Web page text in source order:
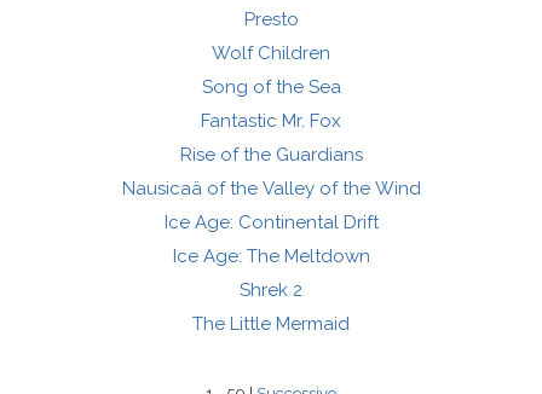
Presto
Wolf Children
Song of the Sea
Fantastic Mr. Fox
Rise of the Guardians
Nausicaä of the Valley of the Wind
Ice Age: Continental Drift
Ice Age: The Meltdown
Shrek 2
The Little Mermaid